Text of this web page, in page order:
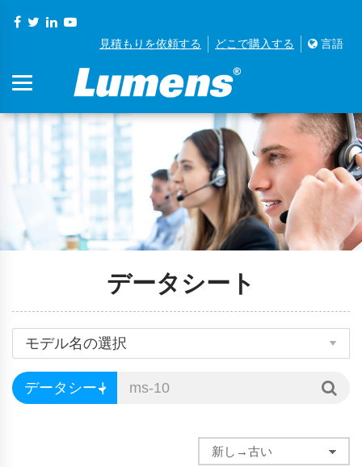
見積もりを依頼する どこで購入する 言語
データシート